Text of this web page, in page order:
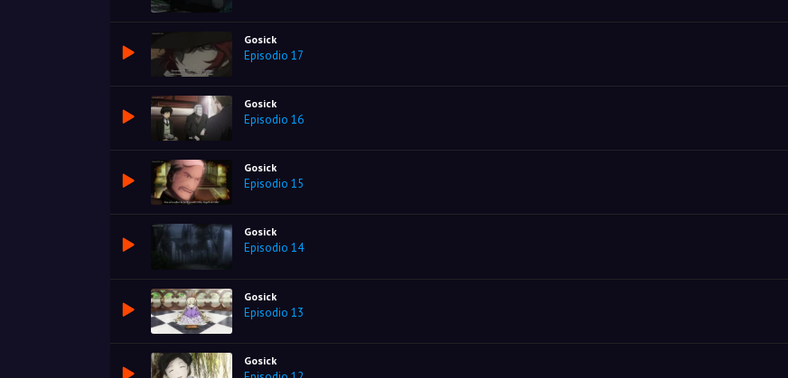
Gosick
Episodio 17
Gosick
Episodio 16
Gosick
Episodio 15
Gosick
Episodio 14
Gosick
Episodio 13
Gosick